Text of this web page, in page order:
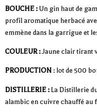
BOUCHE :Un gin haut de
profil aromatique herbacé
emmène dans la garrigue et
COULEUR :Jaune clair tirant
PRODUCTION: lot de 500
DISTILLERIE :La Distillerie
alambic en cuivre chauffé au